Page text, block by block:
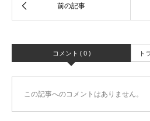
コメント ( 0 ) ト
この記事へのコメントはありません。